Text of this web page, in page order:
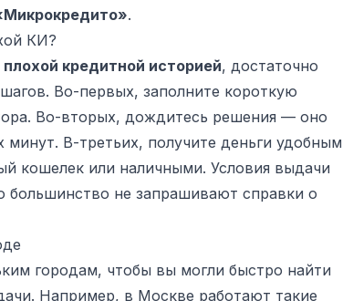
.
КИ?
плохой кредитной историей, достаточно
Во-первых, заполните короткую
Во-вторых, дождитесь решения — оно
минут. В-третьих, получите деньги удобным
кошелек или наличными. Условия выдачи
большинство не запрашивают справки о
городам, чтобы вы могли быстро найти
Например, в Москве работают такие